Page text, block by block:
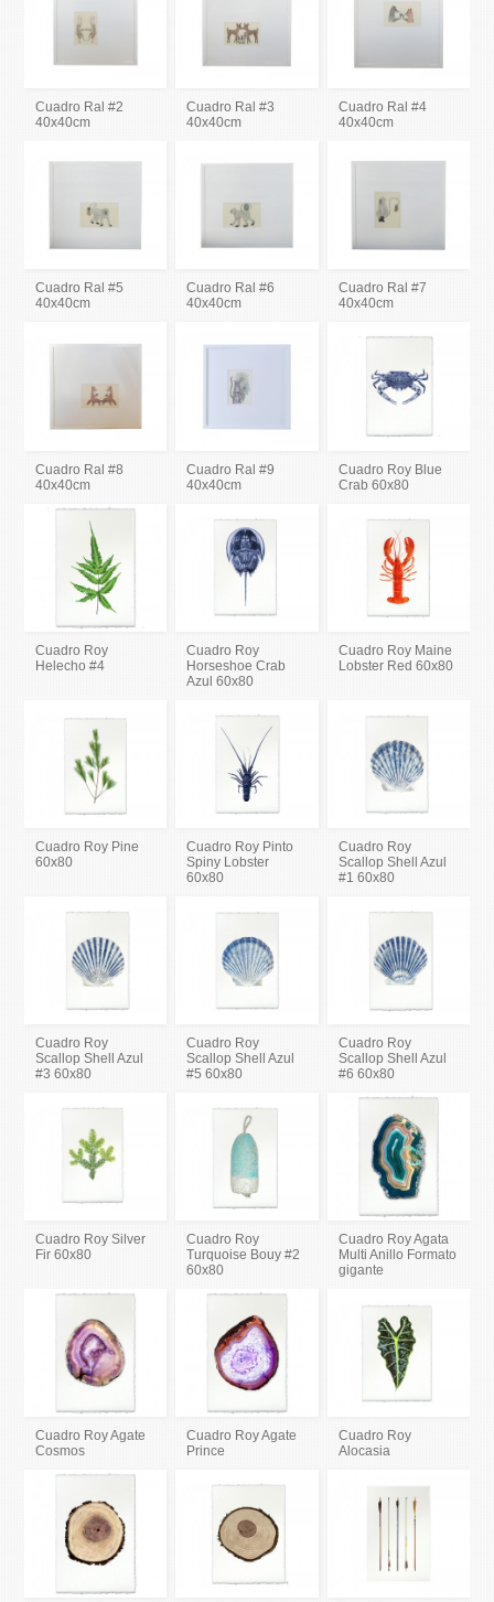
Cuadro Ral #2
40x40cm
Cuadro Ral #3
40x40cm
Cuadro Ral #4
40x40cm
Cuadro Ral #5
40x40cm
Cuadro Ral #6
40x40cm
Cuadro Ral #7
40x40cm
Cuadro Ral #8
40x40cm
Cuadro Ral #9
40x40cm
Cuadro Roy Blue
Crab 60x80
Cuadro Roy
Helecho #4
Cuadro Roy
Horseshoe Crab
Azul 60x80
Cuadro Roy Maine
Lobster Red 60x80
Cuadro Roy Pine
60x80
Cuadro Roy Pinto
Spiny Lobster
60x80
Cuadro Roy
Scallop Shell Azul
#1 60x80
Cuadro Roy
Scallop Shell Azul
#3 60x80
Cuadro Roy
Scallop Shell Azul
#5 60x80
Cuadro Roy
Scallop Shell Azul
#6 60x80
Cuadro Roy Silver
Fir 60x80
Cuadro Roy
Turquoise Bouy #2
60x80
Cuadro Roy Agata
Multi Anillo Formato
gigante
Cuadro Roy Agate
Cosmos
Cuadro Roy Agate
Prince
Cuadro Roy
Alocasia